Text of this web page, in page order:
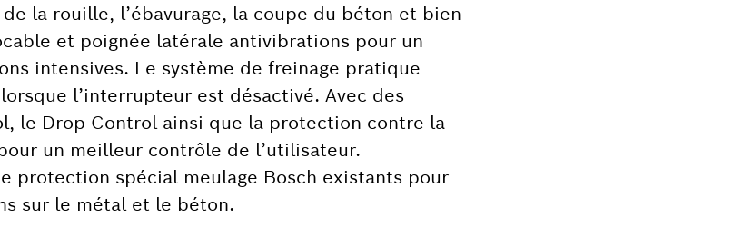
la rouille, l’ébavurage, la coupe du béton et bien
et poignée latérale antivibrations pour un
intensives. Le système de freinage pratique
l’interrupteur est désactivé. Avec des
le Drop Control ainsi que la protection contre la
un meilleur contrôle de l’utilisateur.
protection spécial meulage Bosch existants pour
sur le métal et le béton.